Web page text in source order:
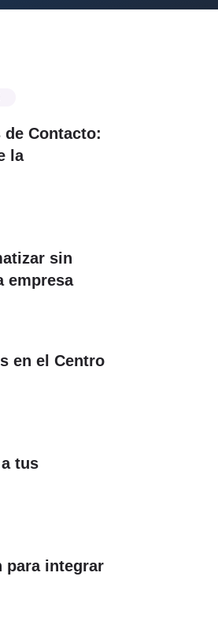
Contacto:
la
sin
empresa
en el Centro
tus
para integrar